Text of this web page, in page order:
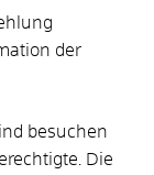
der
besuchen
Die